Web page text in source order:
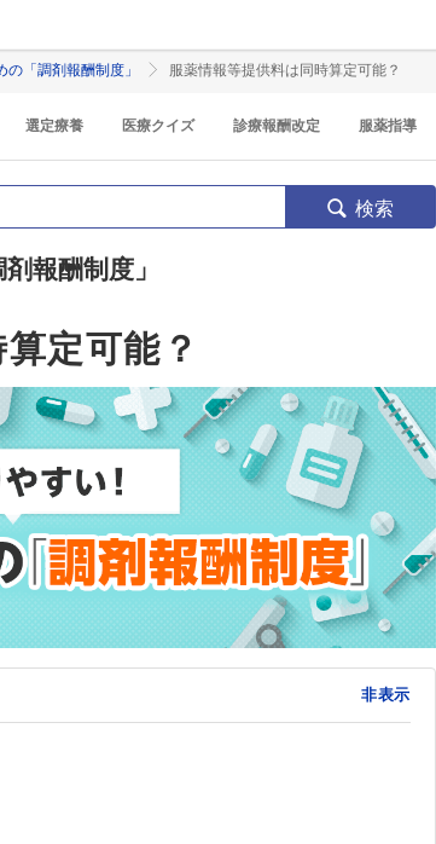
「調剤報酬制度」 服薬情報等提供料は同時算定可能？
選定療養 医療クイズ 診療報酬改定 服薬指導
検索
報酬制度」
定可能？
非表示